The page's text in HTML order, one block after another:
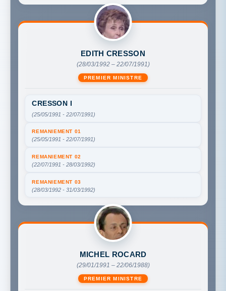
EDITH CRESSON
(28/03/1992 – 22/07/1991)
PREMIER MINISTRE
CRESSON I
(25/05/1991 - 22/07/1991)
REMANIEMENT 01
(25/05/1991 - 22/07/1991)
REMANIEMENT 02
(22/07/1991 - 28/03/1992)
REMANIEMENT 03
(28/03/1992 - 31/03/1992)
MICHEL ROCARD
(29/01/1991 – 22/06/1988)
PREMIER MINISTRE